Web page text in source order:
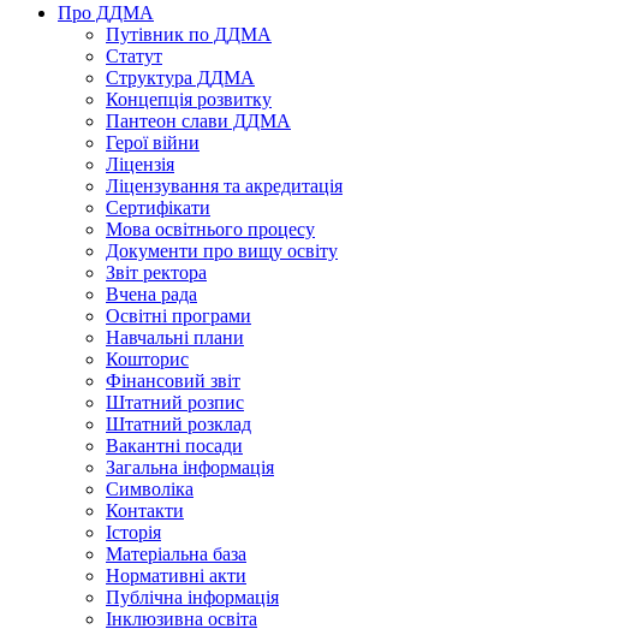
Про ДДМА
Путівник по ДДМА
Статут
Структура ДДМА
Концепція розвитку
Пантеон слави ДДМА
Герої війни
Ліцензія
Ліцензування та акредитація
Сертифікати
Мова освітнього процесу
Документи про вищу освіту
Звіт ректора
Вчена рада
Освітні програми
Навчальні плани
Кошторис
Фінансовий звіт
Штатний розпис
Штатний розклад
Вакантні посади
Загальна інформація
Символіка
Контакти
Історія
Матеріальна база
Нормативні акти
Публічна інформація
Інклюзивна освіта